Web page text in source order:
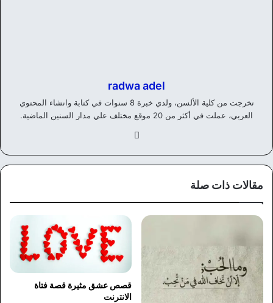
radwa adel
تخرجت من كلية الألسن، ولدي خبرة 8 سنوات في كتابة وانشاء المحتوي
العربي، عملت في أكثر من 20 موقع مختلف علي مدار السنين الماضية.
وك
مقالات ذات صلة
قصص عشق مثيرة قصة فتاة
الانترنت